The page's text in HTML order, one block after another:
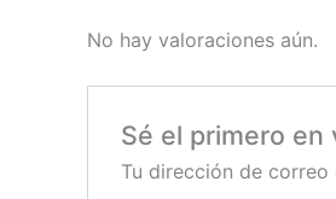
No hay valoraciones aún.
Sé el primero en
Tu dirección de